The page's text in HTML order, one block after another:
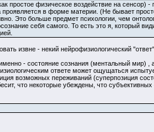
простое физическое воздействие на
проявляется в форме материи. (Не бывает
Это больше предмет психологии, чем
себя самого. То есть это я, который
извне - некий нейрофизиологический
- состояние сознания (ментальный мир) ,
ответе может ощущаться
возможных переживаний (суперпозиция
что некоторые убеждены, что